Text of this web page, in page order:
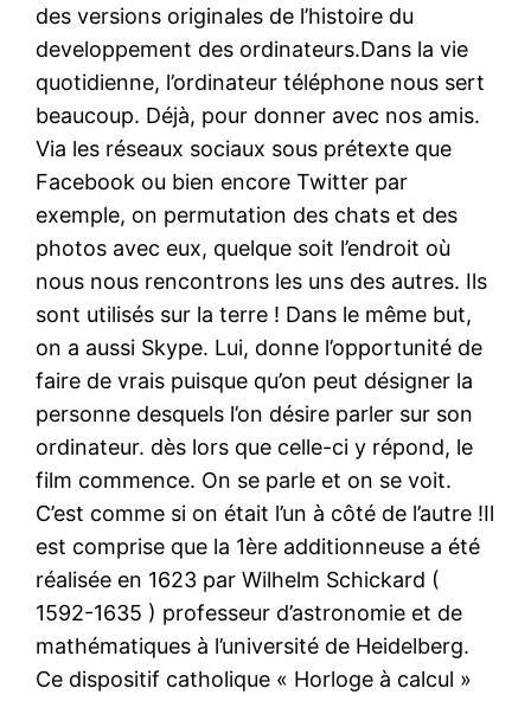
des versions originales de l’histoire du
developpement des ordinateurs.Dans la vie
quotidienne, l’ordinateur téléphone nous sert
beaucoup. Déjà, pour donner avec nos amis.
Via les réseaux sociaux sous prétexte que
Facebook ou bien encore Twitter par
exemple, on permutation des chats et des
photos avec eux, quelque soit l’endroit où
nous nous rencontrons les uns des autres. Ils
sont utilisés sur la terre ! Dans le même but,
on a aussi Skype. Lui, donne l’opportunité de
faire de vrais puisque qu’on peut désigner la
personne desquels l’on désire parler sur son
ordinateur. dès lors que celle-ci y répond, le
film commence. On se parle et on se voit.
C’est comme si on était l’un à côté de l’autre !Il
est comprise que la 1ère additionneuse a été
réalisée en 1623 par Wilhelm Schickard (
1592-1635 ) professeur d’astronomie et de
mathématiques à l’université de Heidelberg.
Ce dispositif catholique « Horloge à calcul »